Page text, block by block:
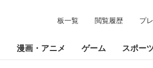
板一覧 閲覧履歴 プ
漫画・アニメ ゲーム スポー